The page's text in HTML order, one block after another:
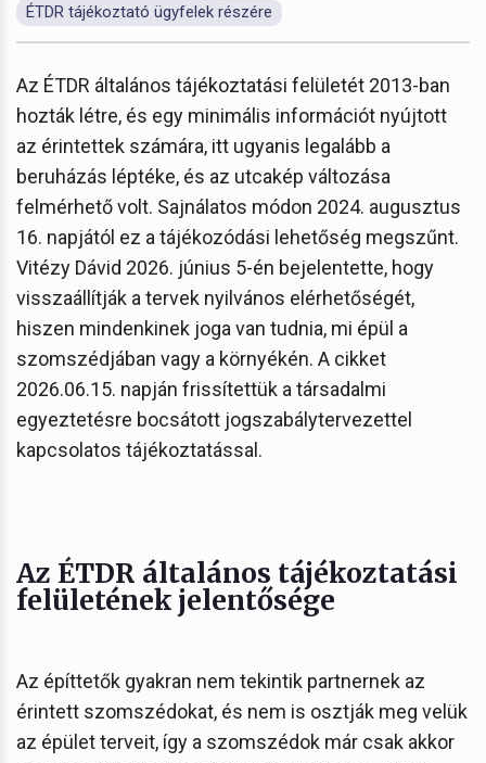
ÉTDR tájékoztató ügyfelek részére
Az ÉTDR általános tájékoztatási felületét 2013-ban
hozták létre, és egy minimális információt nyújtott
az érintettek számára, itt ugyanis legalább a
beruházás léptéke, és az utcakép változása
felmérhető volt. Sajnálatos módon 2024. augusztus
16. napjától ez a tájékozódási lehetőség megszűnt.
Vitézy Dávid 2026. június 5-én bejelentette, hogy
visszaállítják a tervek nyilvános elérhetőségét,
hiszen mindenkinek joga van tudnia, mi épül a
szomszédjában vagy a környékén. A cikket
2026.06.15. napján frissítettük a társadalmi
egyeztetésre bocsátott jogszabálytervezettel
kapcsolatos tájékoztatással.
Az ÉTDR általános tájékoztatási
felületének jelentősége
Az építtetők gyakran nem tekintik partnernek az
érintett szomszédokat, és nem is osztják meg velük
az épület terveit, így a szomszédok már csak akkor